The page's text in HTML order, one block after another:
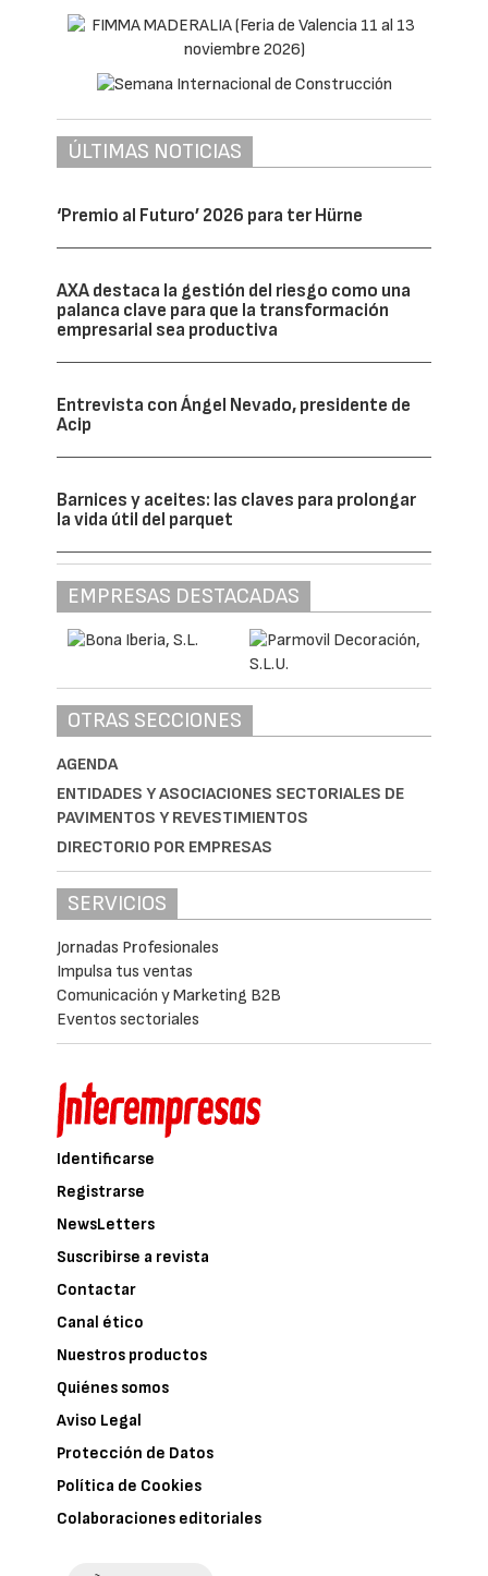
ÚLTIMAS NOTICIAS
‘Premio al Futuro’ 2026 para ter Hürne
AXA destaca la gestión del riesgo como una
palanca clave para que la transformación
empresarial sea productiva
Entrevista con Ángel Nevado, presidente de
Acip
Barnices y aceites: las claves para prolongar
la vida útil del parquet
EMPRESAS DESTACADAS
OTRAS SECCIONES
AGENDA
ENTIDADES Y ASOCIACIONES SECTORIALES DE
PAVIMENTOS Y REVESTIMIENTOS
DIRECTORIO POR EMPRESAS
SERVICIOS
Jornadas Profesionales
Impulsa tus ventas
Comunicación y Marketing B2B
Eventos sectoriales
Identificarse
Registrarse
NewsLetters
Suscribirse a revista
Contactar
Canal ético
Nuestros productos
Quiénes somos
Aviso Legal
Protección de Datos
Política de Cookies
Colaboraciones editoriales